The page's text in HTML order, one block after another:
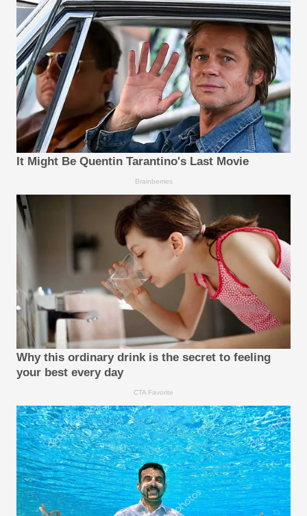
It Might Be Quentin Tarantino's Last Movie
Brainberries
Why this ordinary drink is the secret to feeling
your best every day
CTA Favorite